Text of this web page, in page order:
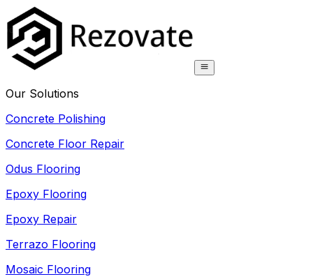
Our Solutions
Concrete Polishing
Concrete Floor Repair
Odus Flooring
Epoxy Flooring
Epoxy Repair
Terrazo Flooring
Mosaic Flooring